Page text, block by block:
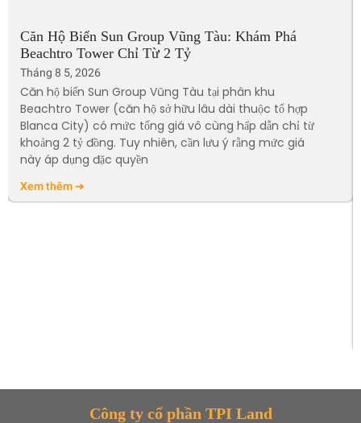
Căn Hộ Biển Sun Group Vũng Tàu: Khám Phá
Beachtro Tower Chỉ Từ 2 Tỷ
Tháng 8 5, 2026
Căn hộ biển Sun Group Vũng Tàu tại phân khu
Beachtro Tower (căn hộ sở hữu lâu dài thuộc tổ hợp
Blanca City) có mức tổng giá vô cùng hấp dẫn chỉ từ
khoảng 2 tỷ đồng. Tuy nhiên, cần lưu ý rằng mức giá
này áp dụng đặc quyền
Xem thêm ➔
Công ty cổ phần TPI Land